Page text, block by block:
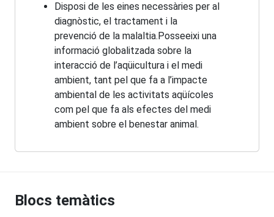
Disposi de les eines necessàries per al
diagnòstic, el tractament i la
prevenció de la malaltia.Posseeixi una
informació globalitzada sobre la
interacció de l’aqüicultura i el medi
ambient, tant pel que fa a l’impacte
ambiental de les activitats aqüícoles
com pel que fa als efectes del medi
ambient sobre el benestar animal.
Blocs temàtics